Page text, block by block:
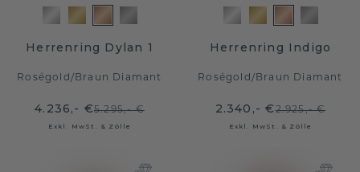
Herrenring Dylan 1
Roségold / Braun Diamant
4.236,- €5.295,- €
Exkl. MwSt. & Zölle
Herrenring Indigo
Roségold / Braun Diamant
2.340,- €2.925,- €
Exkl. MwSt. & Zölle